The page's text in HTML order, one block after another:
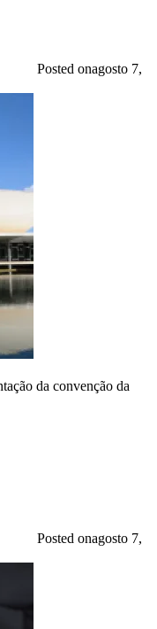
Posted onagosto 7,
da convenção da
Posted onagosto 7,